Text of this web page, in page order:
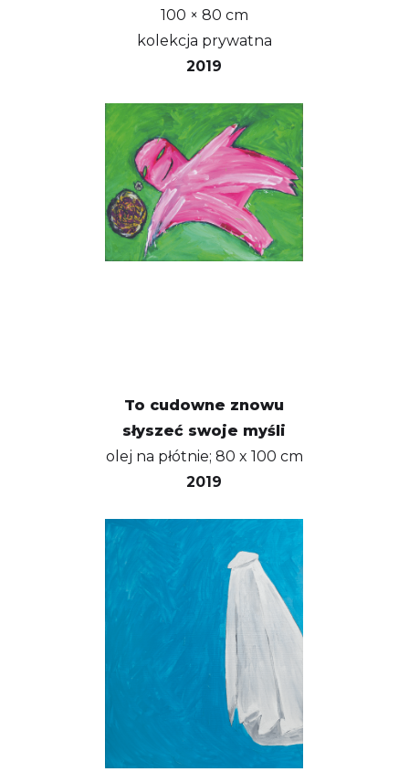
100 × 80 cm
kolekcja prywatna
2019
To cudowne znowu
słyszeć swoje myśli
olej na płótnie; 80 x 100 cm
2019